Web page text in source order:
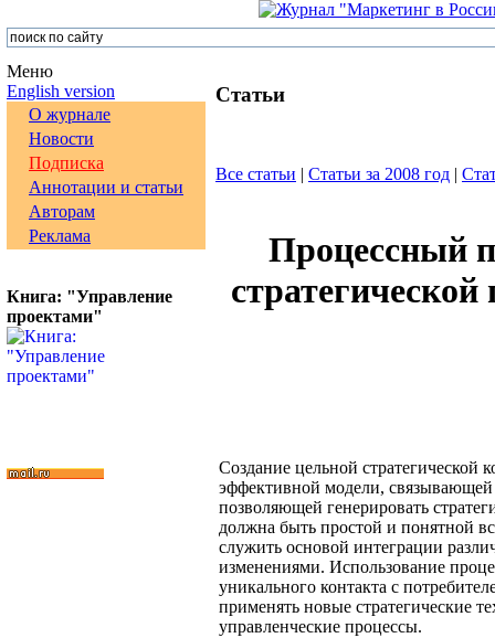
Меню
English version
О журнале
Новости
Подписка
Аннотации и статьи
Авторам
Реклама
Книга: "Управление
проектами"
Статьи
Все статьи | Статьи за 2008 год |
Процессный
Создание цельной стратегической
эффективной модели, связывающей
позволяющей генерировать
должна быть простой и понятной
служить основой интеграции
изменениями. Использование
уникального контакта с
применять новые стратегические
управленческие процессы.